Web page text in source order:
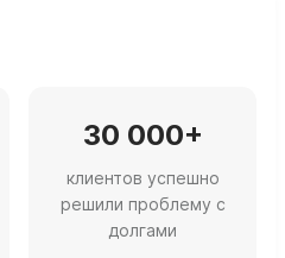
30 000+
клиентов успешно
решили проблему с
долгами